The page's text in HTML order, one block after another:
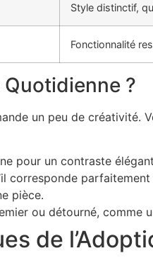
Style distinctif,
Fonctionnalité
?
un peu de créativité.
pour un contraste
corresponde
pièce.
ou détourné, comme
de